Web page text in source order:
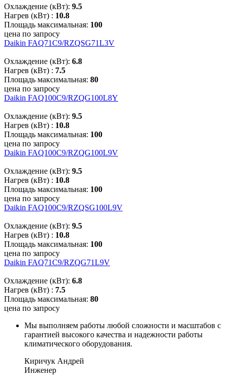
Охлаждение (кВт): 9.5
Нагрев (кВт) : 10.8
Площадь максимальная: 100
цена по запросу
Daikin FAQ71C9/RZQSG71L3V
Охлаждение (кВт): 6.8
Нагрев (кВт) : 7.5
Площадь максимальная: 80
цена по запросу
Daikin FAQ100C9/RZQG100L8Y
Охлаждение (кВт): 9.5
Нагрев (кВт) : 10.8
Площадь максимальная: 100
цена по запросу
Daikin FAQ100C9/RZQG100L9V
Охлаждение (кВт): 9.5
Нагрев (кВт) : 10.8
Площадь максимальная: 100
цена по запросу
Daikin FAQ100C9/RZQSG100L9V
Охлаждение (кВт): 9.5
Нагрев (кВт) : 10.8
Площадь максимальная: 100
цена по запросу
Daikin FAQ71C9/RZQG71L9V
Охлаждение (кВт): 6.8
Нагрев (кВт) : 7.5
Площадь максимальная: 80
цена по запросу
Мы выполняем работы любой сложности и масштабов с
гарантией высокого качества и надежности работы
климатического оборудования.
Киричук Андрей
Инженер